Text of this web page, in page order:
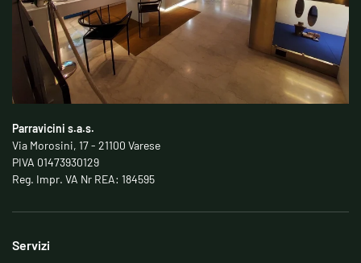
Parravicini s.a.s.
Via Morosini, 17 - 21100 Varese
PIVA 01473930129
Reg. Impr. VA Nr REA: 184595
Servizi